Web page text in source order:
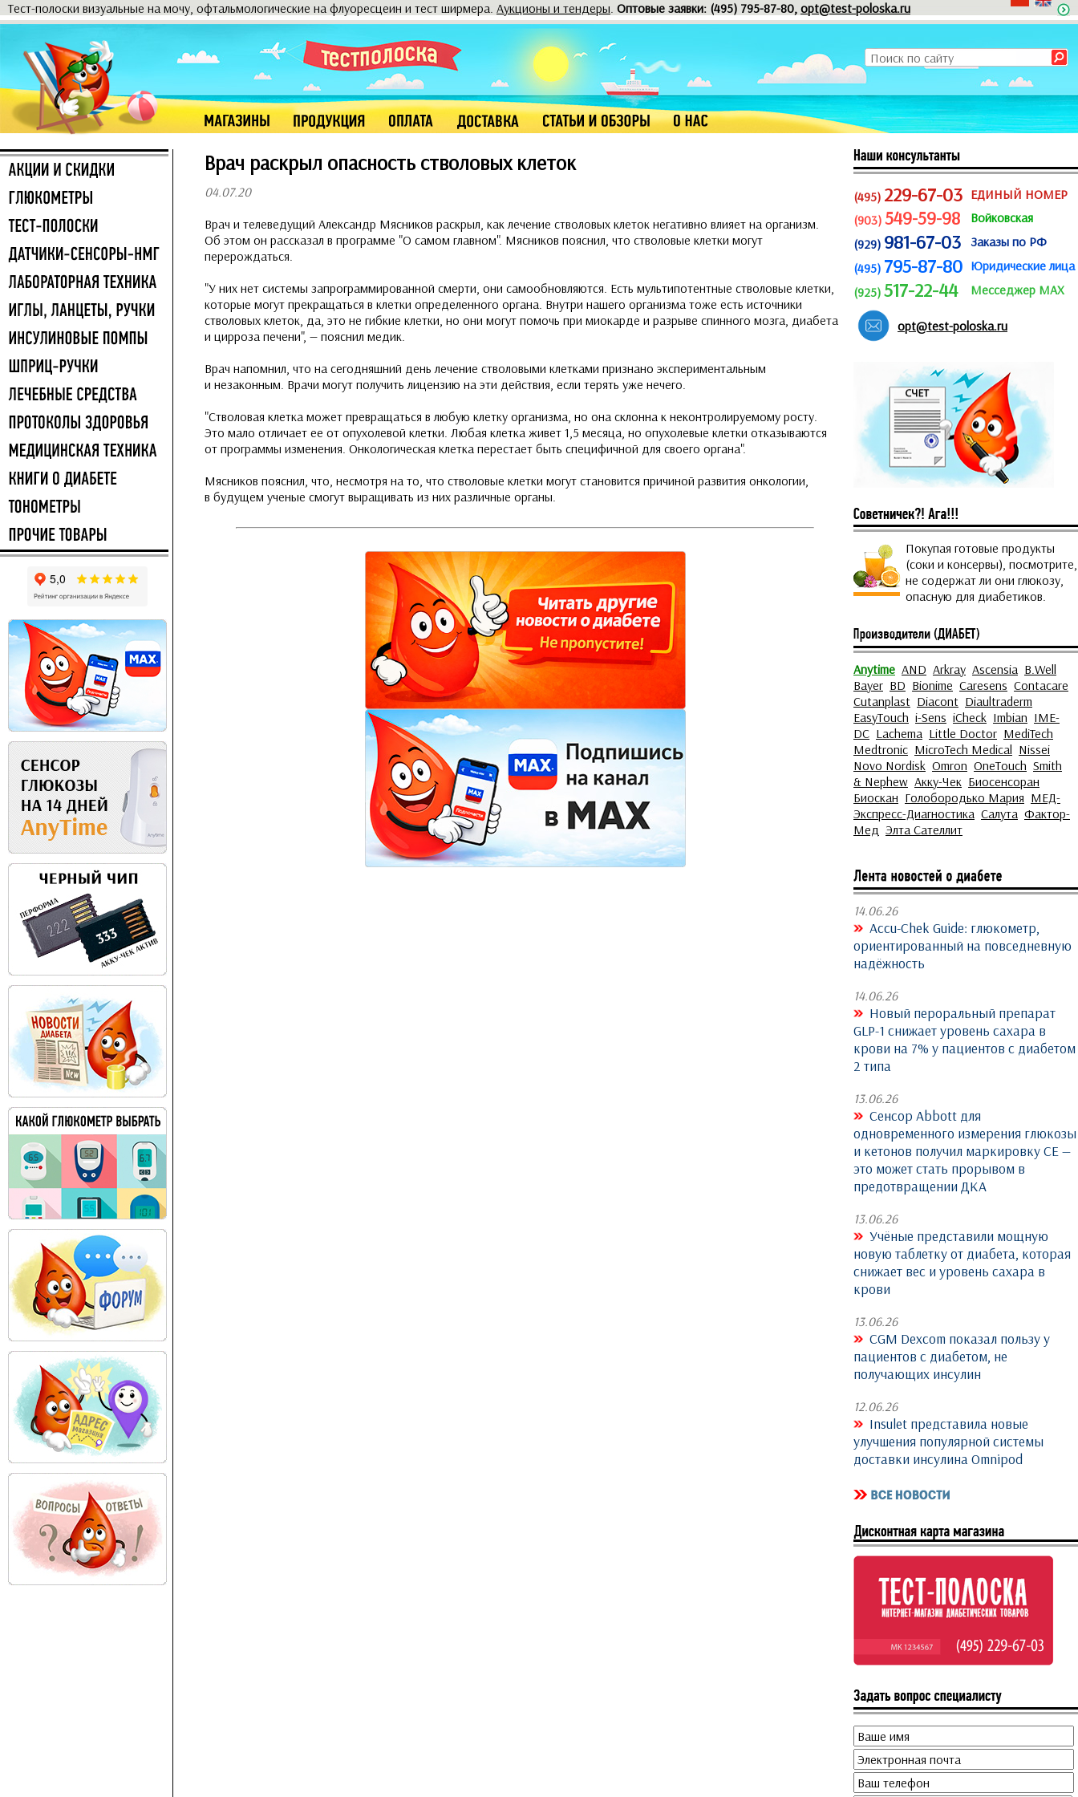
Тест-полоски визуальные на мочу, офтальмологические на флуоресцеин и тест ширмера. Аукционы и тендеры. Оптовые заявки: (495) 795-87-80, opt@test-poloska.ru
Врач раскрыл опасность стволовых клеток
04.07.20
Врач и телеведущий Александр Мясников раскрыл, как лечение стволовых клеток негативно влияет на организм.
Об этом он рассказал в программе "О самом главном". Мясников пояснил, что стволовые клетки могут
перерождаться.
"У них нет системы запрограммированной смерти, они самообновляются. Есть мультипотентные стволовые клетки,
которые могут прекращаться в клетки определенного органа. Внутри нашего организма тоже есть источники
стволовых клеток, да, это не гибкие клетки, но они могут помочь при миокарде и разрыве спинного мозга, диабета
и цирроза печени", — пояснил медик.
Врач напомнил, что на сегодняшний день лечение стволовыми клетками признано экспериментальным
и незаконным. Врачи могут получить лицензию на эти действия, если терять уже нечего.
"Стволовая клетка может превращаться в любую клетку организма, но она склонна к неконтролируемому росту.
Это мало отличает ее от опухолевой клетки. Любая клетка живет 1,5 месяца, но опухолевые клетки отказываются
от программы изменения. Онкологическая клетка перестает быть специфичной для своего органа".
Мясников пояснил, что, несмотря на то, что стволовые клетки могут становится причиной развития онкологии,
в будущем ученые смогут выращивать из них различные органы.
(495) 229-67-03 ЕДИНЫЙ НОМЕР
(903) 549-59-98
Войковская
(929) 981-67-03 Заказы по РФ
(495) 795-87-80 Юридические лица
(925) 517-22-44 Месседжер MAX
opt@test-poloska.ru
Покупая готовые продукты
(соки и консервы), посмотрите,
не содержат ли они глюкозу,
опасную для диабетиков.
Anytime AND Arkray Ascensia B.Well
Bayer BD Bionime Caresens Contacare
Cutanplast Diacont Diaultraderm
EasyTouch i-Sens iCheck Imbian IME-
DC Lachema Little Doctor MediTech
Medtronic MicroTech Medical Nissei
Novo Nordisk Omron OneTouch Smith
& Nephew Акку-Чек Биосенсоран
Биоскан Голобородько Мария МЕД-
Экспресс-Диагностика Салута Фактор-
Мед Элта Сателлит
14.06.26
Accu-Chek Guide: глюкометр,
ориентированный на повседневную
надёжность
14.06.26
Новый пероральный препарат
GLP-1 снижает уровень сахара в
крови на 7% у пациентов с диабетом
2 типа
13.06.26
Сенсор Abbott для
одновременного измерения глюкозы
и кетонов получил маркировку CE —
это может стать прорывом в
предотвращении ДКА
13.06.26
Учёные представили мощную
новую таблетку от диабета, которая
снижает вес и уровень сахара в
крови
13.06.26
CGM Dexcom показал пользу у
пациентов с диабетом, не
получающих инсулин
12.06.26
Insulet представила новые
улучшения популярной системы
доставки инсулина Omnipod